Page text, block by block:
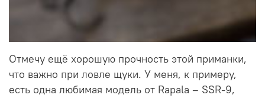
Отмечу ещё хорошую прочность этой приманки,
что важно при ловле щуки. У меня, к примеру,
есть одна любимая модель от Rapala – SSR-9,